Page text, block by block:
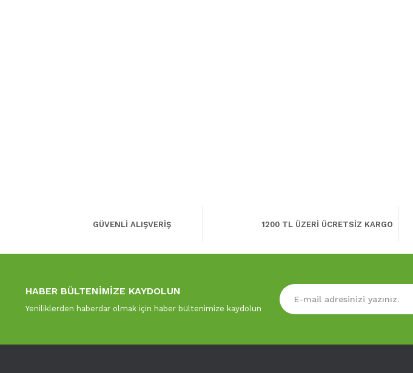
GÜVENLİ ALIŞVERİŞ 1200 TL ÜZERİ ÜCRETSİZ KARGO
HABER BÜLTENİMİZE KAYDOLUN
Yeniliklerden haberdar olmak için haber bültenimize kaydolun